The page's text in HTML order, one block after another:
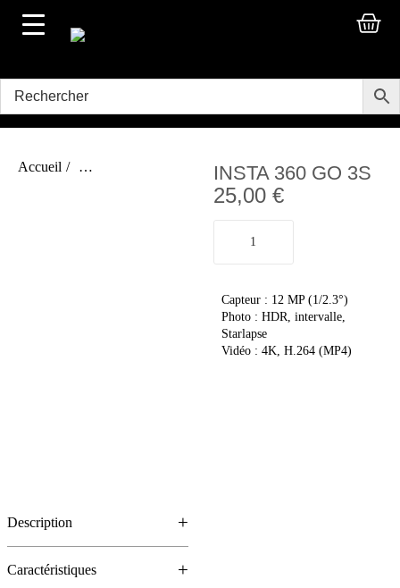
Accueil / Caméras & DSLR
Description
Caractéristiques
INSTA 360 GO 3S
25,00 €
Capteur : 12 MP (1/2.3°)
Photo : HDR, intervalle,
Starlapse
Vidéo : 4K, H.264 (MP4)